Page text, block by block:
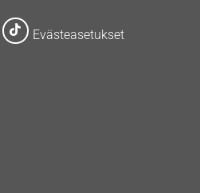
Evästeasetukset